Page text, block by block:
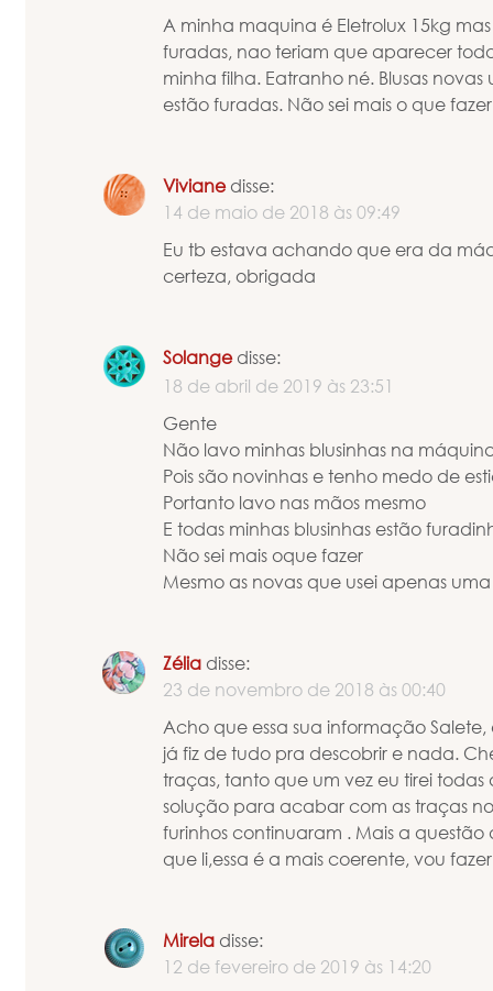
A minha maquina é Eletrolux 15kg
furadas, nao teriam que aparecer
minha filha. Eatranho né. Blusas
estão furadas. Não sei mais o que
Vivianedisse:
14 de maio de 2018 às 09:49
Eu tb estava achando que era da
certeza, obrigada
Solangedisse:
18 de abril de 2019 às 23:51
Gente
Não lavo minhas blusinhas na
Pois são novinhas e tenho medo de
Portanto lavo nas mãos mesmo
E todas minhas blusinhas estão
Não sei mais oque fazer
Mesmo as novas que usei apenas
Zélia disse:
23 de novembro de 2018 às 00:40
Acho que essa sua informação
já fiz de tudo pra descobrir e nada.
traças, tanto que um vez eu tirei todas
solução para acabar com as traças
furinhos continuaram . Mais a
que li,essa é a mais coerente, vou
Mirela disse:
12 de fevereiro de 2019 às 14:20